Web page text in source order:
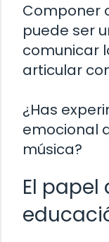
Componer
puede ser
comunicar
articular
¿Has
emocional
música?
El papel